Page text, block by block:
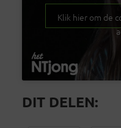
Klik hier om de
DIT DELEN: